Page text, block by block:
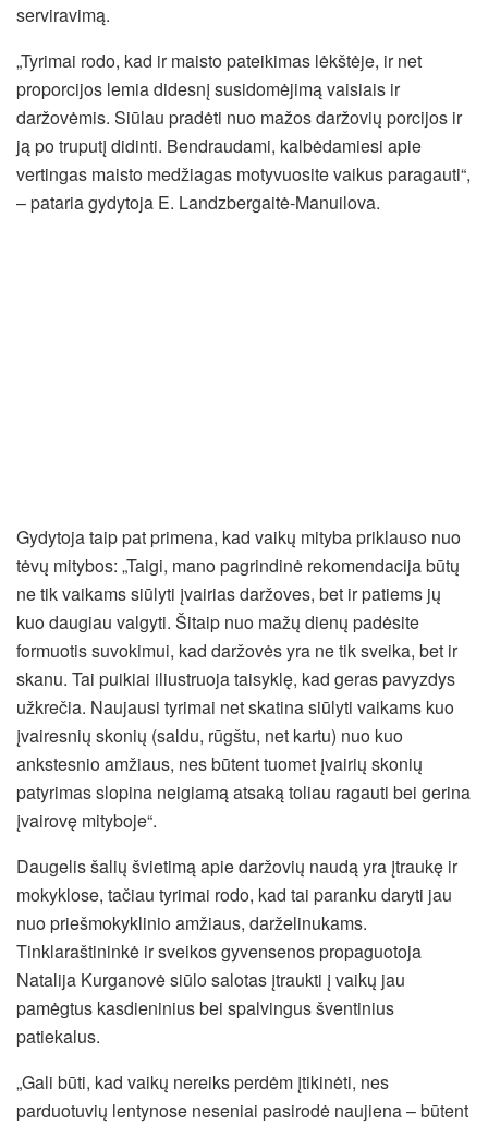
serviravimą.
„Tyrimai rodo, kad ir maisto pateikimas lėkštėje, ir net
proporcijos lemia didesnį susidomėjimą vaisiais ir
daržovėmis. Siūlau pradėti nuo mažos daržovių porcijos ir
ją po truputį didinti. Bendraudami, kalbėdamiesi apie
vertingas maisto medžiagas motyvuosite vaikus paragauti“,
– pataria gydytoja E. Landzbergaitė-Manuilova.
Gydytoja taip pat primena, kad vaikų mityba priklauso nuo
tėvų mitybos: „Taigi, mano pagrindinė rekomendacija būtų
ne tik vaikams siūlyti įvairias daržoves, bet ir patiems jų
kuo daugiau valgyti. Šitaip nuo mažų dienų padėsite
formuotis suvokimui, kad daržovės yra ne tik sveika, bet ir
skanu. Tai puikiai iliustruoja taisyklę, kad geras pavyzdys
užkrečia. Naujausi tyrimai net skatina siūlyti vaikams kuo
įvairesnių skonių (saldu, rūgštu, net kartu) nuo kuo
ankstesnio amžiaus, nes būtent tuomet įvairių skonių
patyrimas slopina neigiamą atsaką toliau ragauti bei gerina
įvairovę mityboje“.
Daugelis šalių švietimą apie daržovių naudą yra įtraukę ir
mokyklose, tačiau tyrimai rodo, kad tai paranku daryti jau
nuo priešmokyklinio amžiaus, darželinukams.
Tinklaraštininkė ir sveikos gyvensenos propaguotoja
Natalija Kurganovė siūlo salotas įtraukti į vaikų jau
pamėgtus kasdieninius bei spalvingus šventinius
patiekalus.
„Gali būti, kad vaikų nereiks perdėm įtikinėti, nes
parduotuvių lentynose neseniai pasirodė naujiena – būtent